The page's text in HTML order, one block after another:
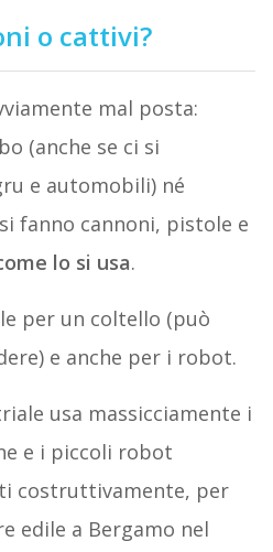
o cattivi?
mal posta:
(anche se ci si
e automobili) né
fanno cannoni, pistole e
lo si usa.
per un coltello (può
e anche per i robot.
usa massicciamente i
e i piccoli robot
costruttivamente, per
edile a Bergamo nel